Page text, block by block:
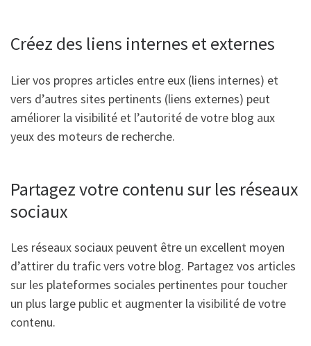
Créez des liens internes et externes
Lier vos propres articles entre eux (liens internes) et
vers d’autres sites pertinents (liens externes) peut
améliorer la visibilité et l’autorité de votre blog aux
yeux des moteurs de recherche.
Partagez votre contenu sur les réseaux
sociaux
Les réseaux sociaux peuvent être un excellent moyen
d’attirer du trafic vers votre blog. Partagez vos articles
sur les plateformes sociales pertinentes pour toucher
un plus large public et augmenter la visibilité de votre
contenu.